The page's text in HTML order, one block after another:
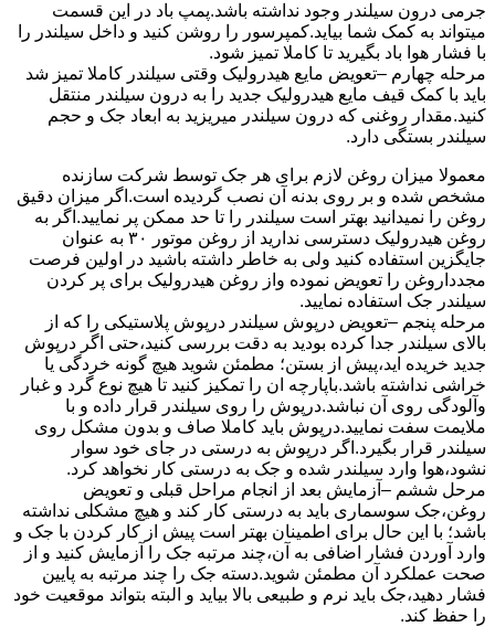
جرمی درون سیلندر وجود نداشته باشد.پمپ باد در این قسمت
میتواند به کمک شما بیاید.کمپرسور را روشن کنید و داخل سیلندر را
با فشار هوا باد بگیرید تا کاملا تمیز شود.
مرحله چهارم –تعویض مایع هیدرولیک وقتی سیلندر کاملا تمیز شد
باید با کمک قیف مایع هیدرولیک جدید را به درون سیلندر منتقل
کنید.مقدار روغنی که درون سیلندر میریزید به ابعاد جک و حجم
سیلندر بستگی دارد.
معمولا میزان روغن لازم برای هر جک توسط شرکت سازنده
مشخص شده و بر روی بدنه آن نصب گردیده است.اگر میزان دقیق
روغن را نمیدانید بهتر است سیلندر را تا حد ممکن پر نمایید.اگر به
روغن هیدرولیک دسترسی ندارید از روغن موتور ۳۰ به عنوان
جایگزین استفاده کنید ولی به خاطر داشته باشید در اولین فرصت
مجدداروغن را تعویض نموده واز روغن هیدرولیک برای پر کردن
سیلندر جک استفاده نمایید.
مرحله پنجم –تعویض درپوش سیلندر درپوش پلاستیکی را که از
بالای سیلندر جدا کرده بودید به دقت بررسی کنید،حتی اگر درپوش
جدید خریده اید،پیش از بستن؛ مطمئن شوید هیچ گونه خردگی یا
خراشی نداشته باشد.باپارچه ان را تمکیز کنید تا هیچ نوع گرد و غبار
وآلودگی روی آن نباشد.درپوش را روی سیلندر قرار داده و با
ملایمت سفت نمایید.درپوش باید کاملا صاف و بدون مشکل روی
سیلندر قرار بگیرد.اگر درپوش به درستی در جای خود سوار
نشود،هوا وارد سیلندر شده و جک به درستی کار نخواهد کرد.
مرحل ششم –آزمایش بعد از انجام مراحل قبلی و تعویض
روغن،جک سوسماری باید به درستی کار کند و هیچ مشکلی نداشته
باشد؛ با این حال برای اطمینان بهتر است پیش از کار کردن با جک و
وارد آوردن فشار اضافی به آن،چند مرتبه جک را آزمایش کنید و از
صحت عملکرد آن مطمئن شوید.دسته جک را چند مرتبه به پایین
فشار دهید،جک باید نرم و طبیعی بالا بیاید و البته بتواند موقعیت خود
را حفظ کند.